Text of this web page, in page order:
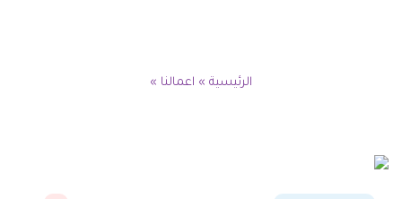
الرئيسية » اعمالنا »